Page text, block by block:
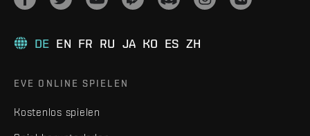
DE EN FR RU JA KO ES ZH
EVE ONLINE SPIELEN
Kostenlos spielen